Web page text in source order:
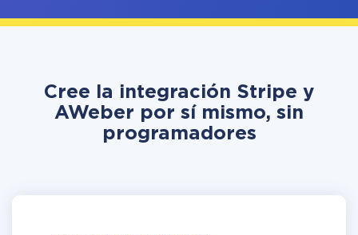
Cree la integración Stripe y
AWeber por sí mismo, sin
programadores